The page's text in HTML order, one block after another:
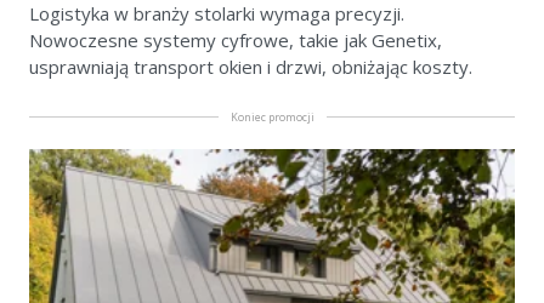
Logistyka w branży stolarki wymaga precyzji.
Nowoczesne systemy cyfrowe, takie jak Genetix,
usprawniają transport okien i drzwi, obniżając koszty.
Koniec promocji